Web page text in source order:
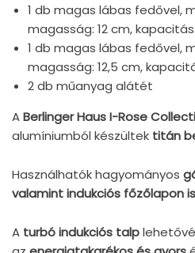
1 db magas lábas fedővel,
magasság: 12 cm,
1 db magas lábas fedővel,
magasság: 12,5 cm,
2 db műanyag alátét
ABerlinger Haus I-Rose
alumíniumból készültek titán
Használhatók hagyományos
valamint indukciós főzőlapon is
A turbó indukciós talp